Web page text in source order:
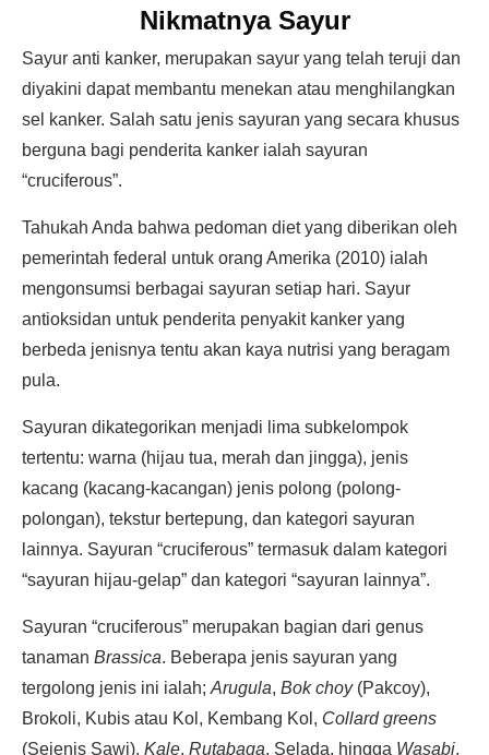
Nikmatnya Sayur
Sayur anti kanker, merupakan sayur yang telah teruji dan
diyakini dapat membantu menekan atau menghilangkan
sel kanker. Salah satu jenis sayuran yang secara khusus
berguna bagi penderita kanker ialah sayuran
“cruciferous”.
Tahukah Anda bahwa pedoman diet yang diberikan oleh
pemerintah federal untuk orang Amerika (2010) ialah
mengonsumsi berbagai sayuran setiap hari. Sayur
antioksidan untuk penderita penyakit kanker yang
berbeda jenisnya tentu akan kaya nutrisi yang beragam
pula.
Sayuran dikategorikan menjadi lima subkelompok
tertentu: warna (hijau tua, merah dan jingga), jenis
kacang (kacang-kacangan) jenis polong (polong-
polongan), tekstur bertepung, dan kategori sayuran
lainnya. Sayuran “cruciferous” termasuk dalam kategori
“sayuran hijau-gelap” dan kategori “sayuran lainnya”.
Sayuran “cruciferous” merupakan bagian dari genus
tanaman Brassica. Beberapa jenis sayuran yang
tergolong jenis ini ialah; Arugula, Bok choy(Pakcoy),
Brokoli, Kubis atau Kol, Kembang Kol, Collard greens
(Sejenis Sawi), Kale, Rutabaga, Selada, hingga Wasabi.